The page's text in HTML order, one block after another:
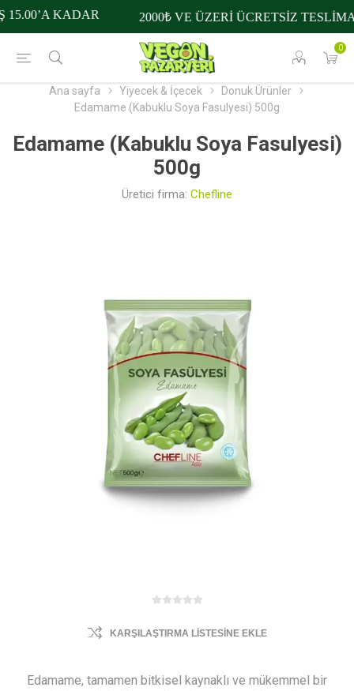
0
KADAR 2000₺ VE ÜZERİ ÜCRETSİZ TESLİMAT
Ana sayfa Yiyecek & İçecek
Donuk Ürünler
Edamame (Kabuklu Soya Fasulyesi) 500g
Edamame (Kabuklu Soya Fasulyesi)
500g
Üretici firma: Chefline
KARŞILAŞTIRMA LISTESINE EKLE
Edamame, tamamen bitkisel kaynaklı ve mükemmel bir